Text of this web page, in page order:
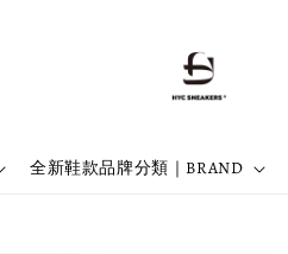
全新鞋款品牌分類｜BRAND